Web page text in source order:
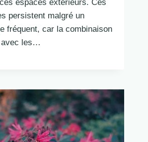
espaces extérieurs. Ces
persistent malgré un
fréquent, car la combinaison
avec les…